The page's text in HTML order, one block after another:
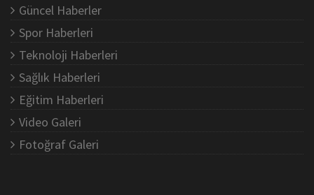
Güncel Haberler
Spor Haberleri
Teknoloji Haberleri
Sağlık Haberleri
Eğitim Haberleri
Video Galeri
Fotoğraf Galeri